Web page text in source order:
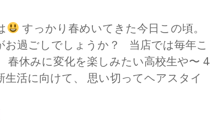
すっかり春めいてきた今日この頃。
お過ごしでしょうか？ 当店では毎年こ
春休みに変化を楽しみたい高校生や〜 4
生活に向けて、 思い切ってヘアスタイ